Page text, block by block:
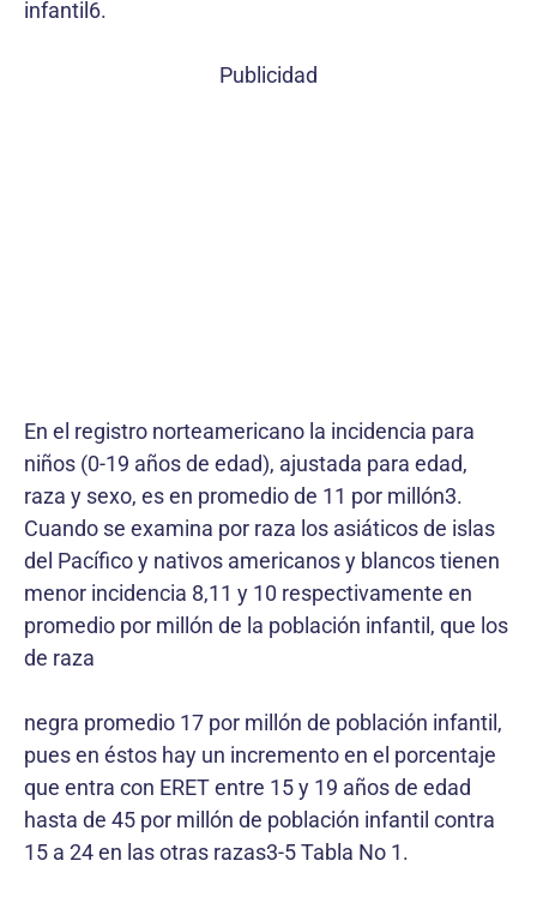
infantil6.
Publicidad
En el registro norteamericano la incidencia para
niños (0-19 años de edad), ajustada para edad,
raza y sexo, es en promedio de 11 por millón3.
Cuando se examina por raza los asiáticos de islas
del Pacífico y nativos americanos y blancos tienen
menor incidencia 8,11 y 10 respectivamente en
promedio por millón de la población infantil, que los
de raza
negra promedio 17 por millón de población infantil,
pues en éstos hay un incremento en el porcentaje
que entra con ERET entre 15 y 19 años de edad
hasta de 45 por millón de población infantil contra
15 a 24 en las otras razas3-5 Tabla No 1.